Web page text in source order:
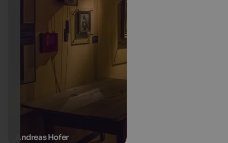
Andreas Hofer